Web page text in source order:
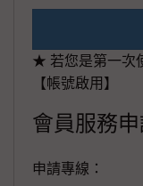
★ 若您是第一次
【帳號啟用】
會員服務
申請專線：